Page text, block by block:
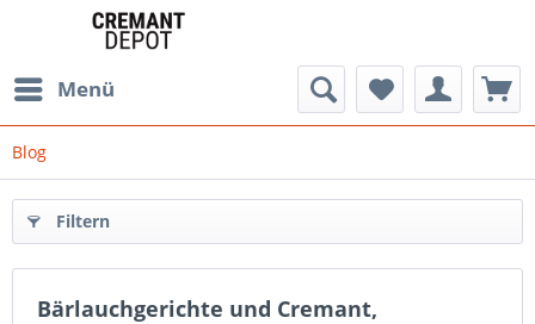
Menü
Blog
Filtern
Bärlauchgerichte und Cremant,